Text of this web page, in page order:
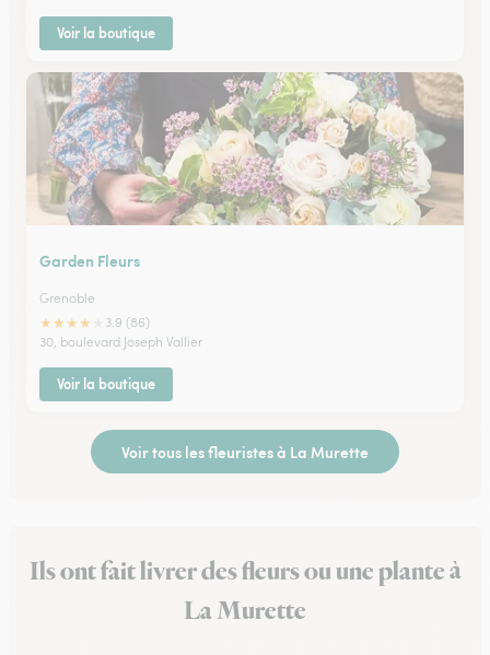
Voir la boutique
Garden Fleurs
Grenoble
★★★★
3.9 (86)
30, boulevard Joseph Vallier
Voir la boutique
Voir tous les fleuristes à La Murette
Ils ont fait livrer des fleurs ou une plante à
La Murette